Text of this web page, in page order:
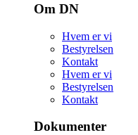
Om DN
Hvem er vi
Bestyrelsen
Kontakt
Hvem er vi
Bestyrelsen
Kontakt
Dokumenter